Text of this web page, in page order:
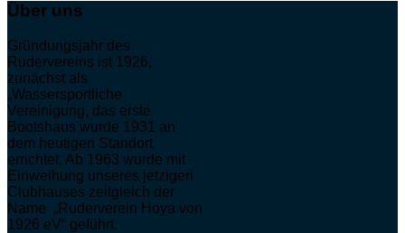
Über uns
Gründungsjahr des
Rudervereins ist 1926,
zunächst als
„Wassersportliche
Vereinigung, das erste
Bootshaus wurde 1931 an
dem heutigen Standort
errichtet. Ab 1963 wurde mit
Einweihung unseres jetzigen
Clubhauses zeitgleich der
Name „Ruderverein Hoya von
1926 eV“ geführt.